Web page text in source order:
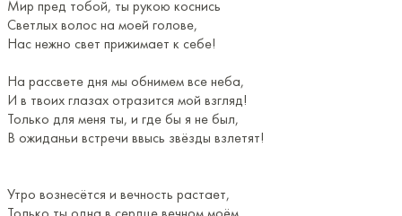
Мир пред тобой, ты рукою коснись
Светлых волос на моей голове,
Нас нежно свет прижимает к себе!
На рассвете дня мы обнимем все неба,
И в твоих глазах отразится мой взгляд!
Только для меня ты, и где бы я не был,
В ожиданьи встречи ввысь звёзды взлетят!
Утро вознесётся и вечность растает,